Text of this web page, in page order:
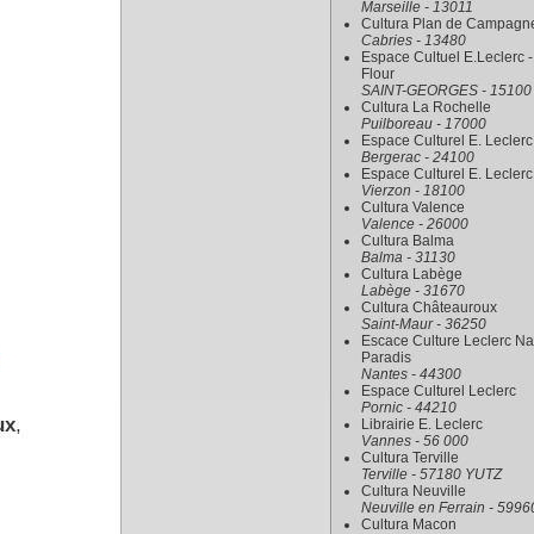
Marseille - 13011
Cultura Plan de
Cabries - 13480
Espace Cultuel E.Leclerc
Flour
SAINT-GEORGES - 15100
Cultura La Rochelle
Puilboreau - 17000
Espace Culturel E. Leclerc
Bergerac - 24100
Espace Culturel E. Leclerc
Vierzon - 18100
Cultura Valence
Valence - 26000
Cultura Balma
Balma - 31130
Cultura Labège
Labège - 31670
Cultura Châteauroux
Saint-Maur - 36250
Escace Culture Leclerc
Paradis
Nantes - 44300
Espace Culturel Leclerc
Pornic - 44210
Librairie E. Leclerc
Vannes - 56 000
Cultura Terville
Terville - 57180 YUTZ
Cultura Neuville
Neuville en Ferrain -
Cultura Macon
,